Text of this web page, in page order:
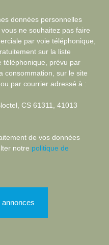
données personnelles
ne souhaitez pas faire
par voie téléphonique,
sur la liste
téléphonique, prévu par
consommation, sur le site
par courrier adressé à :
CS 61311, 41013
de vos données
notre politique de